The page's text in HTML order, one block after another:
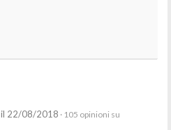
il 22/08/2018 · 105 opinioni su